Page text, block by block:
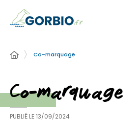
Co-marquage
Co-marquage
PUBLIÉ LE13/09/2024